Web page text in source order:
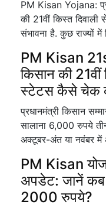
PM Kisan Yojana:
की 21वीं किस्त
संभावना है. कुछ राज्यों में
PM Kisan
किसान की
स्टेटस कैसे चेक
प्रधानमंत्री किसान
सालाना 6,000 रुपये
अक्टूबर-अंत या नवंबर
PM Kisan
अपडेट: जानें कब
2000 रुपये?